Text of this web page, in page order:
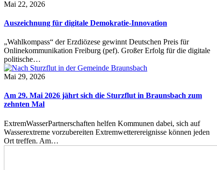
Mai 22, 2026
Auszeichnung für digitale Demokratie-Innovation
„Wahlkompass“ der Erzdiözese gewinnt Deutschen Preis für
Onlinekommunikation Freiburg (pef). Großer Erfolg für die digitale
politische…
Mai 29, 2026
Am 29. Mai 2026 jährt sich die Sturzflut in Braunsbach zum
zehnten Mal
ExtremWasserPartnerschaften helfen Kommunen dabei, sich auf
Wasserextreme vorzubereiten Extremwetterereignisse können jeden
Ort treffen. Am…